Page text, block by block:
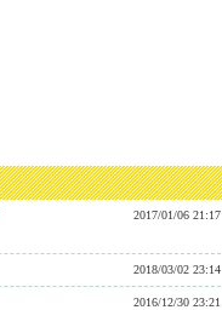
2017/01/06 21:17
2018/03/02 23:14
2016/12/30 23:21